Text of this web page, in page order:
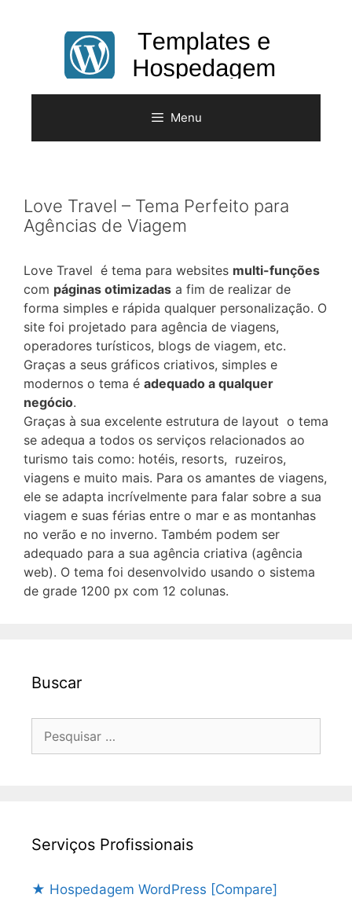
Menu
Love Travel – Tema Perfeito para
Agências de Viagem
Love Travel é tema para websites multi-funções
com páginas otimizadas a fim de realizar de
forma simples e rápida qualquer personalização. O
site foi projetado para agência de viagens,
operadores turísticos, blogs de viagem, etc.
Graças a seus gráficos criativos, simples e
modernos o tema é adequado a qualquer
negócio.
Graças à sua excelente estrutura de layout o tema
se adequa a todos os serviços relacionados ao
turismo tais como: hotéis, resorts, ruzeiros,
viagens e muito mais. Para os amantes de viagens,
ele se adapta incrívelmente para falar sobre a sua
viagem e suas férias entre o mar e as montanhas
no verão e no inverno. Também podem ser
adequado para a sua agência criativa (agência
web). O tema foi desenvolvido usando o sistema
de grade 1200 px com 12 colunas.
Buscar
Serviços Profissionais
★ Hospedagem WordPress [Compare]